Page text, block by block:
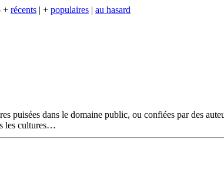
+ récents | + populaires | au hasard
puisées dans le domaine public, ou confiées par des
les cultures